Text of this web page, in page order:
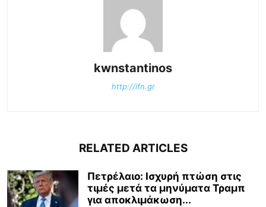
kwnstantinos
http://ifn.gr
RELATED ARTICLES
Πετρέλαιο: Ισχυρή πτώση στις
τιμές μετά τα μηνύματα Τραμπ
για αποκλιμάκωση...